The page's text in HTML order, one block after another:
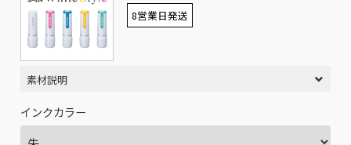
8営業日発送
素材説明
インクカラー